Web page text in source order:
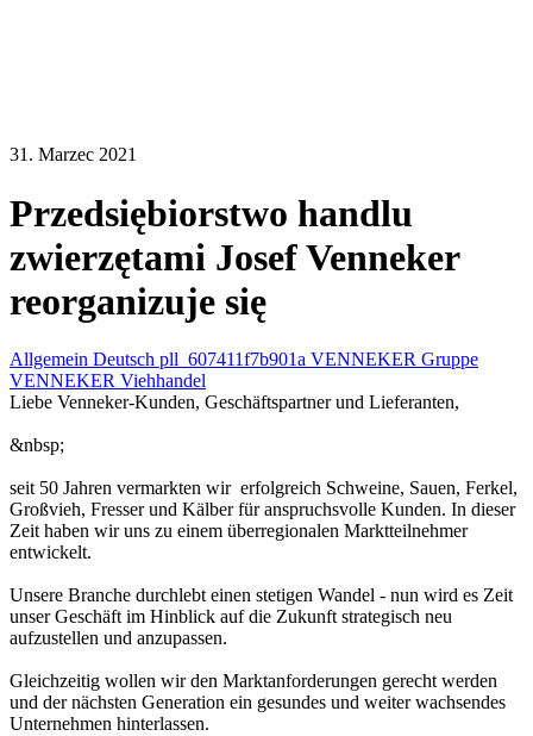
31. Marzec 2021
Przedsiębiorstwo handlu
zwierzętami Josef Venneker
reorganizuje się
Allgemein Deutsch pll_607411f7b901a VENNEKER Gruppe
VENNEKER Viehhandel
Liebe Venneker-Kunden, Geschäftspartner und Lieferanten,
&nbsp;
seit 50 Jahren vermarkten wir erfolgreich Schweine, Sauen, Ferkel,
Großvieh, Fresser und Kälber für anspruchsvolle Kunden. In dieser
Zeit haben wir uns zu einem überregionalen Marktteilnehmer
entwickelt.
Unsere Branche durchlebt einen stetigen Wandel - nun wird es Zeit
unser Geschäft im Hinblick auf die Zukunft strategisch neu
aufzustellen und anzupassen.
Gleichzeitig wollen wir den Marktanforderungen gerecht werden
und der nächsten Generation ein gesundes und weiter wachsendes
Unternehmen hinterlassen.